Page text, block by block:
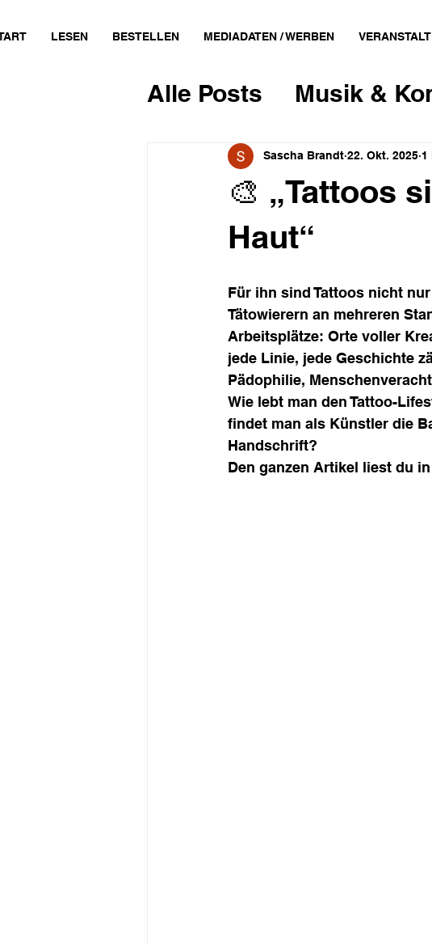
LESEN BESTELLEN MEDIADATEN / WERBEN
Alle Posts Musik &
Feminismus
Literatur & Design
Politik
🎨 „Tattoos
Haut“
Sascha Brandt 22. Okt. 2025 1
Für ihn sind Tattoos nicht
Tätowierern an mehreren
Arbeitsplätze: Orte voller
jede Linie, jede Geschichte
Pädophilie,
Wie lebt man den Tattoo-
findet man als Künstler die
Handschrift?
Den ganzen Artikel liest du